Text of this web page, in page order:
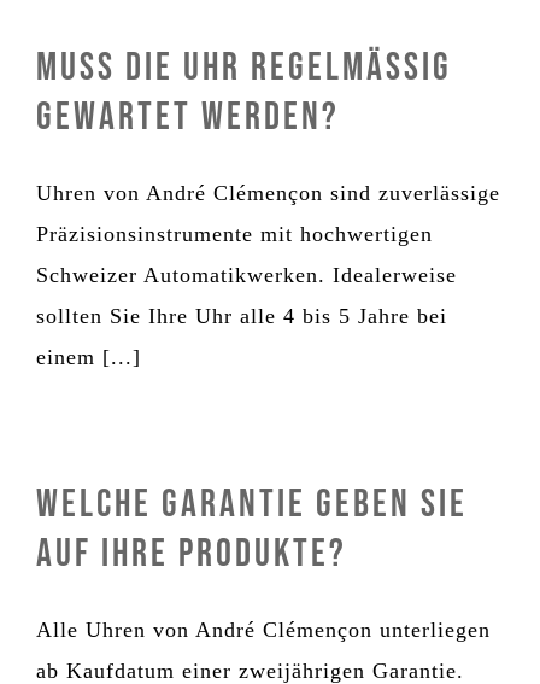
Muss die Uhr regelmässig
gewartet werden?
Uhren von André Clémençon sind zuverlässige
Präzisionsinstrumente mit hochwertigen
Schweizer Automatikwerken. Idealerweise
sollten Sie Ihre Uhr alle 4 bis 5 Jahre bei
einem [...]
Welche Garantie geben Sie
auf Ihre Produkte?
Alle Uhren von André Clémençon unterliegen
ab Kaufdatum einer zweijährigen Garantie.